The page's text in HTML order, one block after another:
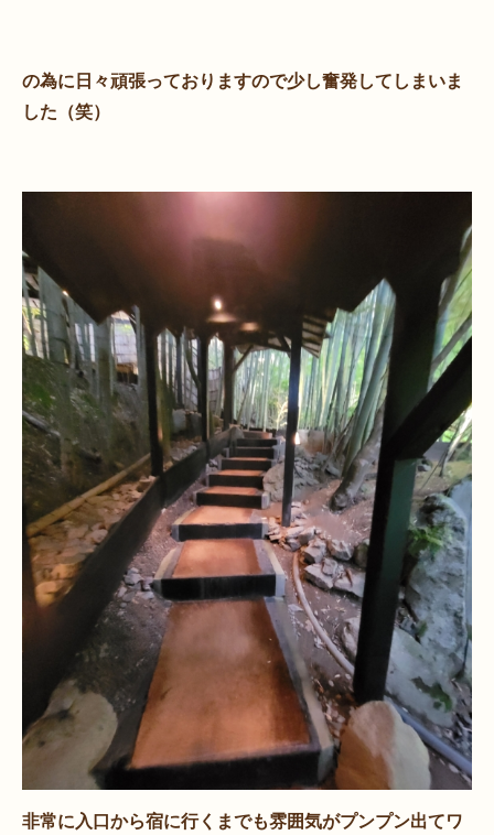
の為に日々頑張っておりますので少し奮発してしまいま
した（笑）
非常に入口から宿に行くまでも雰囲気がプンプン出てワ